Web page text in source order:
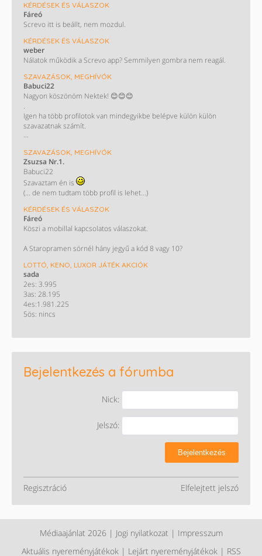
KÉRDÉSEK ÉS VÁLASZOK
Fáreó
Screvo itt is beállt, nem mozdul.
KÉRDÉSEK ÉS VÁLASZOK
weber
Nálatok működik a Screvo app? Semmilyen gombra nem reagál.
SZAVAZÁSOK, MEGHÍVÓK
Babuci22
Nagyon köszönöm Nektek! 😊😊😊
.
Igen ha több profilotok van mindegyikbe belépve külön külön
szavazatnak számít.
/ Most nem műkszik a screvo oldal de majd biztos helyrehozzàk/
SZAVAZÁSOK, MEGHÍVÓK
Zsuzsa Nr.1.
Babuci22
Szavaztam én is
(... de nem tudtam több profil is lehet...)
KÉRDÉSEK ÉS VÁLASZOK
Fáreó
Köszi a mobillal kapcsolatos válaszokat.
A Staropramen sörnél hány jegyű a kód 8 vagy 10?
LOTTÓ, KENO, LUXOR JÁTÉK AKCIÓK
sada
2es: 3.995
3as: 28.195
4es:1.981.225
5ös: nincs
Bejelentkezés a fórumba
Nick:
Jelszó:
Bejelentkezés
Regisztráció Elfelejtett jelszó
Médiaajánlat 2026| Jogi nyilatkozat| Impresszum
Aktuális nyereményjátékok| Lejárt nyereményjátékok| RSS